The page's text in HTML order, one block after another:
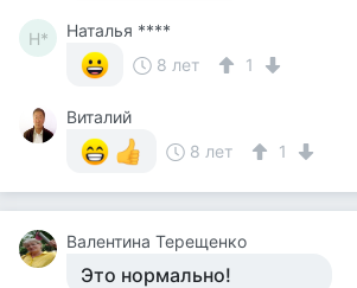
Н*
Наталья ****
8 лет
1
Виталий
8 лет
1
Валентина Терещенко
Это нормально!